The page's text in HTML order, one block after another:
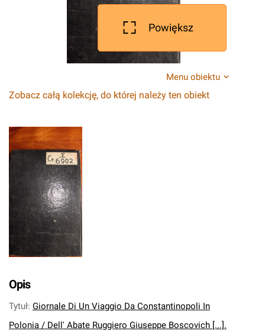
Powiększ
Menu obiektu
Zobacz całą kolekcję, do której należy ten obiekt
Opis
Tytuł: Giornale Di Un Viaggio Da Constantinopoli In
Polonia / Dell' Abate Ruggiero Giuseppe Boscovich [...].